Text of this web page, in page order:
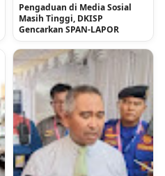
Pengaduan di Media Sosial
Masih Tinggi, DKISP
Gencarkan SPAN-LAPOR